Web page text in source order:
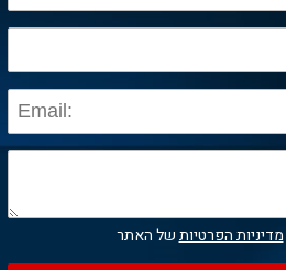
מדיניות הפרטיותשל האתר